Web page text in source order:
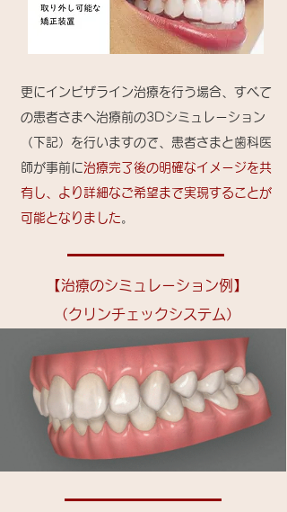
更にインビザライン治療を行う場合、すべて
の患者さまへ治療前の3Dシミュレーション
（下記）を行いますので、患者さまと歯科医
師が事前に治療完了後の明確なイメージを共
有し、より詳細なご希望まで実現することが
可能となりました。
【治療のシミュレーション例】
（クリンチェックシステム）